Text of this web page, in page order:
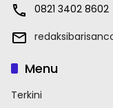
0821 3402 8602
Menu
Terkini